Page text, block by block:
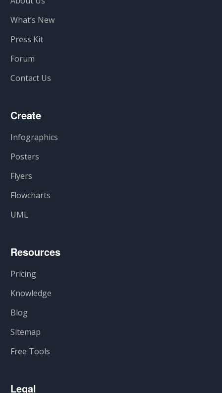
What’s New
Press Kit
Forum
Contact Us
Create
Infographics
Posters
Flyers
Flowcharts
UML
Resources
Pricing
Knowledge
Blog
Sitemap
Free Tools
Legal